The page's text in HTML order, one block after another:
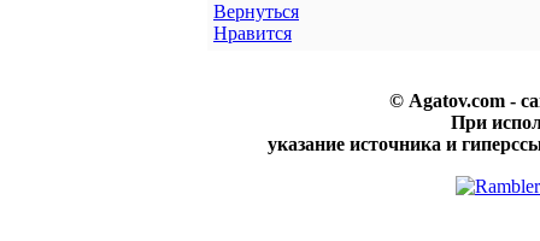
Вернуться
Нравится
© Agatov.com -
При
указание источника и